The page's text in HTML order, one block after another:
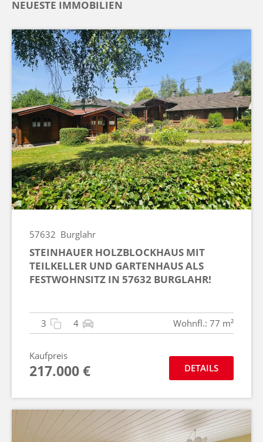
NEUESTE IMMOBILIEN
57632 Burglahr
STEINHAUER HOLZBLOCKHAUS MIT
TEILKELLER UND GARTENHAUS ALS
FESTWOHNSITZ IN 57632 BURGLAHR!
3 4 Wohnfl.: 77 m²
Kaufpreis
217.000 € DETAILS